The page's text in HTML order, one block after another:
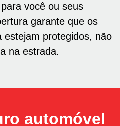
você ou seus
garante que os
estejam protegidos, não
na estrada.
automóvel